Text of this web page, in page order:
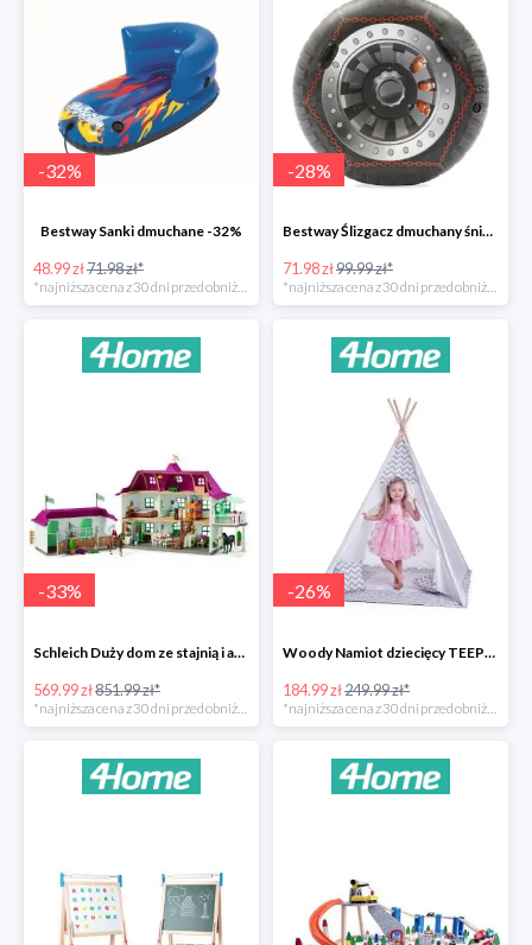
-32%
Bestway Sanki dmuchane -32%
48.99 zł71.98 zł*
*najniższa cena z 30 dni przed obniżką
-28%
Bestway Ślizgacz dmuchany śniegowy H2OGO -28%
71.98 zł99.99 zł*
*najniższa cena z 30 dni przed obniżką
-33%
Schleich Duży dom ze stajnią i akcesoriami -33%
569.99 zł851.99 zł*
-26%
Woody Namiot dziecięcy TEEPEE -26%
184.99 zł249.99 zł*